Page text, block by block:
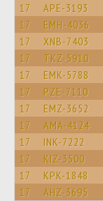
17 APE-3193
17 EMH-4036
17 XNB-7403
17 TKZ-5910
17 EMK-5788
17 PZE-7110
17 EMZ-3652
17 AMA-4124
17 INK-7222
17 KIZ-3500
17 KPK-1848
17 AHZ-3695